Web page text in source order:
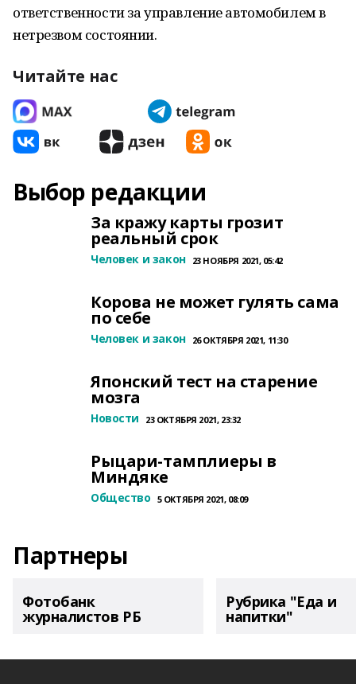
ответственности за управление автомобилем в
нетрезвом состоянии.
Читайте нас
Выбор редакции
За кражу карты грозит
реальный срок
Человек и закон 23 НОЯБРЯ 2021, 05:42
Корова не может гулять сама
по себе
Человек и закон 26 ОКТЯБРЯ 2021, 11:30
Японский тест на старение
мозга
Новости 23 ОКТЯБРЯ 2021, 23:32
Рыцари-тамплиеры в
Миндяке
Общество 5 ОКТЯБРЯ 2021, 08:09
Партнеры
Фотобанк
журналистов РБ
Рубрика "Еда и
напитки"